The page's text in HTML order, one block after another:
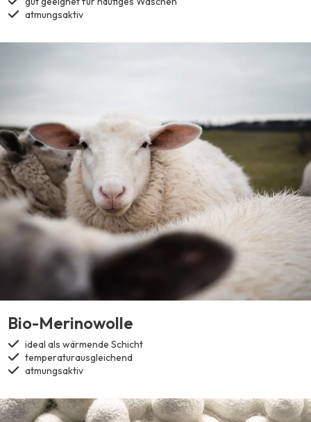
atmungsaktiv
Bio-Merinowolle
ideal als wärmende Schicht
temperaturausgleichend
atmungsaktiv